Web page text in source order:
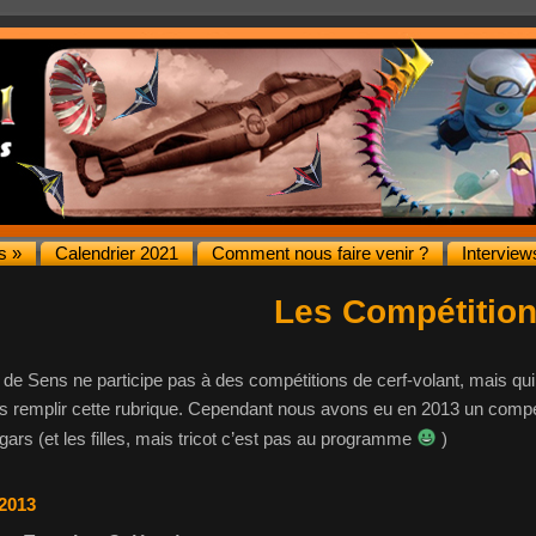
» Calendrier 2021 Comment nous faire venir ?
Les
de Sens ne participe pas à des compétitions de cerf-volant, mais
remplir cette rubrique. Cependant nous avons eu en 2013 un
(et les filles, mais tricot c’est pas au programme
)
2013